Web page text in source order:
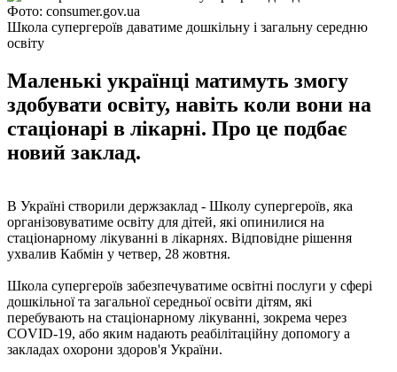
Фото: consumer.gov.ua
Школа супергероїв даватиме дошкільну і загальну середню
освіту
Маленькі українці матимуть змогу
здобувати освіту, навіть коли вони на
стаціонарі в лікарні. Про це подбає
новий заклад.
В Україні створили держзаклад - Школу супергероїв, яка
організовуватиме освіту для дітей, які опинилися на
стаціонарному лікуванні в лікарнях. Відповідне рішення
ухвалив Кабмін у четвер, 28 жовтня.
Школа супергероїв забезпечуватиме освітні послуги у сфері
дошкільної та загальної середньої освіти дітям, які
перебувають на стаціонарному лікуванні, зокрема через
COVID-19, або яким надають реабілітаційну допомогу а
закладах охорони здоров'я України.